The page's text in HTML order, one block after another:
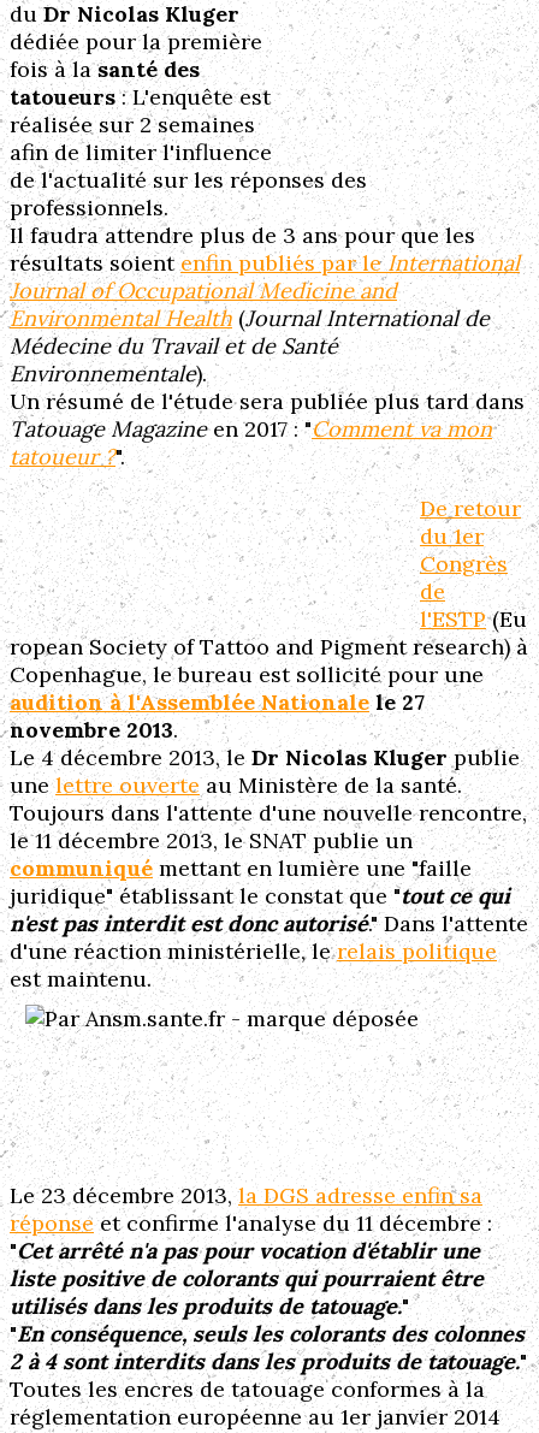
duDr Nicolas Kluger
dédiée pour la première
fois à lasanté des
tatoueurs: L'enquête est
réalisée sur 2 semaines
afin de limiter l'influence
de l'actualité sur les réponses des
professionnels.
Il faudra attendre plus de 3 ans pour que les
résultats soientenfin publiés par leInternational
Journal of Occupational Medicine and
Environmental Health (Journal International de
Médecine du Travail et de Santé
Environnementale).
Un résumé de l'étude sera publiée plus tard dans
Tatouage Magazineen 2017 : "Comment va mon
tatoueur ?".
De retour
du 1er
Congrès
de
l'ESTP(Eu
ropean Society of Tattoo and Pigment research) à
Copenhague, le bureau est sollicité pour une
audition à l'Assemblée Nationalele 27
novembre 2013.
Le 4 décembre 2013, leDr Nicolas Klugerpublie
unelettre ouverteau Ministère de la santé.
Toujours dans l'attente d'une nouvelle rencontre,
le 11 décembre 2013, le SNAT publie un
communiqué mettant en lumière une "faille
juridique" établissant le constat que "tout ce qui
n'est pas interdit est donc autorisé." Dans l'attente
d'une réaction ministérielle, lerelais politique
est maintenu.
Le 23 décembre 2013, la DGS adresse enfin sa
réponseet confirme l'analyse du 11 décembre :
"Cet arrêté n'a pas pour vocation d'établir une
liste positive de colorants qui pourraient être
utilisés dans les produits de tatouage."
"En conséquence, seuls les colorants des colonnes
2 à 4 sont interdits dans les produits de tatouage."
Toutes les encres de tatouage conformes à la
réglementation européenne au 1er janvier 2014